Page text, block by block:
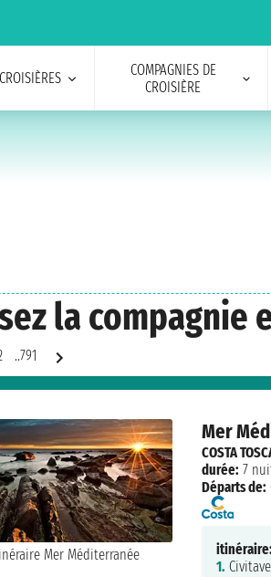
CROISIÈRES
COMPAGNIES DE
CROISIÈRE
la compagnie
..791
Mer
COSTA
durée: 7
Départs de:
itinéraire:
1.